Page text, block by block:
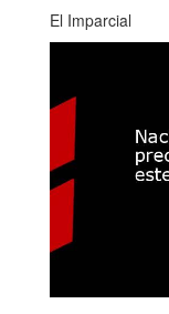
El Imparcial